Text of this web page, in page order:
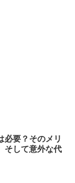
必要？そのメリ
そして意外な代